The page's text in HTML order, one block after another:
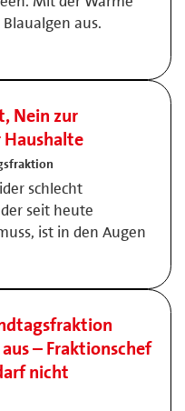
aus.
Nein zur
schlecht
seit heute
ist in den Augen
– Fraktionschef
nicht